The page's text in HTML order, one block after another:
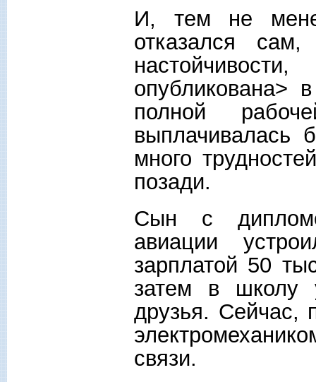
И, тем не
отказался
опубликована>
полной
выплачивалась
много
позади.
Сын с
авиации
зарплатой 50
затем в школу
друзья. Сейчас,
связи.